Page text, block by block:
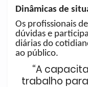
Dinâmicas de
Os profissionais
dúvidas e
diárias do
ao público.
“A
trabalho